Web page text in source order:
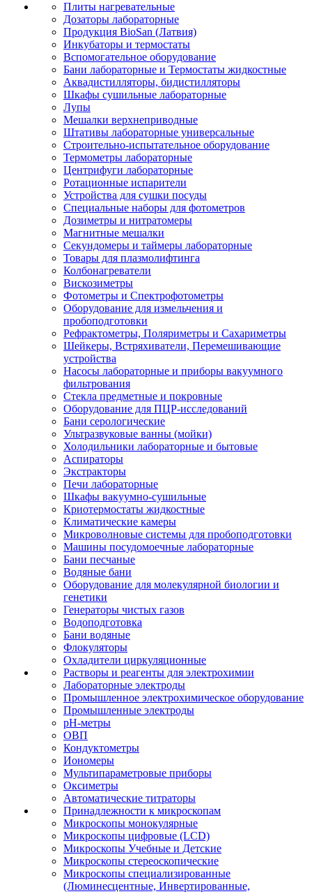
Плиты нагревательные
Дозаторы лабораторные
Продукция BioSan (Латвия)
Инкубаторы и термостаты
Вспомогательное оборудование
Бани лабораторные и Термостаты жидкостные
Аквадистилляторы, бидистилляторы
Шкафы сушильные лабораторные
Лупы
Мешалки верхнеприводные
Штативы лабораторные универсальные
Строительно-испытательное оборудование
Термометры лабораторные
Центрифуги лабораторные
Ротационные испарители
Устройства для сушки посуды
Специальные наборы для фотометров
Дозиметры и нитратомеры
Магнитные мешалки
Секундомеры и таймеры лабораторные
Товары для плазмолифтинга
Колбонагреватели
Вискозиметры
Фотометры и Спектрофотометры
Оборудование для измельчения и
пробоподготовки
Рефрактометры, Поляриметры и Сахариметры
Шейкеры, Встряхиватели, Перемешивающие
устройства
Насосы лабораторные и приборы вакуумного
фильтрования
Стекла предметные и покровные
Оборудование для ПЦР-исследований
Бани серологические
Ультразвуковые ванны (мойки)
Холодильники лабораторные и бытовые
Аспираторы
Экстракторы
Печи лабораторные
Шкафы вакуумно-сушильные
Криотермостаты жидкостные
Климатические камеры
Микроволновые системы для пробоподготовки
Машины посудомоечные лабораторные
Бани песчаные
Водяные бани
Оборудование для молекулярной биологии и
генетики
Генераторы чистых газов
Водоподготовка
Бани водяные
Флокуляторы
Охладители циркуляционные
Растворы и реагенты для электрохимии
Лабораторные электроды
Промышленное электрохимическое оборудование
Промышленные электроды
pH-метры
ОВП
Кондуктометры
Иономеры
Мультипараметровые приборы
Оксиметры
Автоматические титраторы
Принадлежности к микроскопам
Микроскопы монокулярные
Микроскопы цифровые (LCD)
Микроскопы Учебные и Детские
Микроскопы стереоскопические
Микроскопы специализированные
(Люминесцентные, Инвертированные,